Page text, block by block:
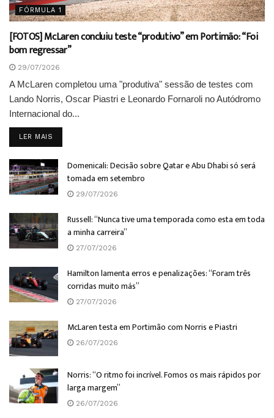
FÓRMULA 1
[FOTOS] McLaren concluiu teste “produtivo” em Portimão: “Foi
bom regressar”
29/07/2026
A McLaren completou uma "produtiva" sessão de testes com
Lando Norris, Oscar Piastri e Leonardo Fornaroli no Autódromo
Internacional do...
LER MAIS
Domenicali: Decisão sobre Qatar e Abu Dhabi só será
tomada em setembro
29/07/2026
Russell: “Nunca tive uma temporada como esta em toda
a minha carreira”
27/07/2026
Hamilton lamenta erros e penalizações: “Foram três
corridas muito más”
27/07/2026
McLaren testa em Portimão com Norris e Piastri
26/07/2026
Norris: “O ritmo foi incrível. Fomos os mais rápidos por
larga margem”
26/07/2026